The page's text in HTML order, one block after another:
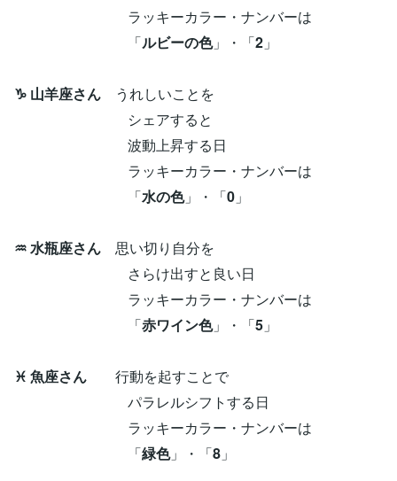
ラッキーカラー・ナンバーは
「ルビーの色」・「2 」
♑ 山羊座さん うれしいことを
シェアすると
波動上昇する日
ラッキーカラー・ナンバーは
「水の色」・「0 」
♒ 水瓶座さん 思い切り自分を
さらけ出すと良い日
ラッキーカラー・ナンバーは
「赤ワイン色」・「5 」
♓ 魚座さん 行動を起すことで
パラレルシフトする日
ラッキーカラー・ナンバーは
「緑色」・「8 」